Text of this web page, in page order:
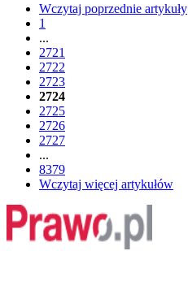
Wczytaj poprzednie artykuły
1
...
2721
2722
2723
2724
2725
2726
2727
...
8379
Wczytaj więcej artykułów